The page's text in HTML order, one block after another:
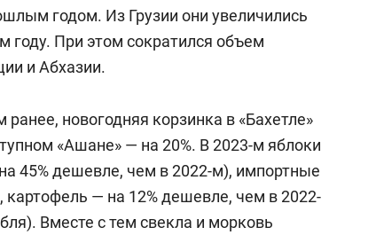
годом. Из Грузии они увеличились
году. При этом сократился объем
и Абхазии.
ранее, новогодняя корзинка в «Бахетле»
«Ашане» — на 20%. В 2023-м яблоки
45% дешевле, чем в 2022-м), импортные
— на 12% дешевле, чем в 2022-
Вместе с тем свекла и морковь